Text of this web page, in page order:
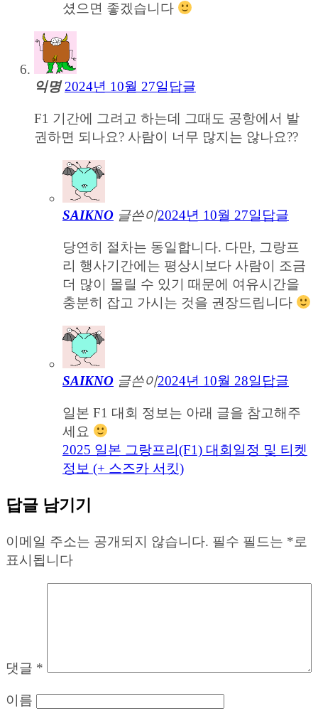
셨으면 좋겠습니다
익명 2024년 10월 27일 답글
F1 기간에 그려고 하는데 그때도 공항에서 발
권하면 되나요? 사람이 너무 많지는 않나요??
SAIKNO 글쓴이2024년 10월 27일 답글
당연히 절차는 동일합니다. 다만, 그랑프
리 행사기간에는 평상시보다 사람이 조금
더 많이 몰릴 수 있기 때문에 여유시간을
충분히 잡고 가시는 것을 권장드립니다
SAIKNO 글쓴이2024년 10월 28일 답글
일본 F1 대회 정보는 아래 글을 참고해주
세요
2025 일본 그랑프리(F1) 대회일정 및 티켓
정보 (+ 스즈카 서킷)
답글 남기기
이메일 주소는 공개되지 않습니다. 필수 필드는 *로
표시됩니다
댓글 *
이름